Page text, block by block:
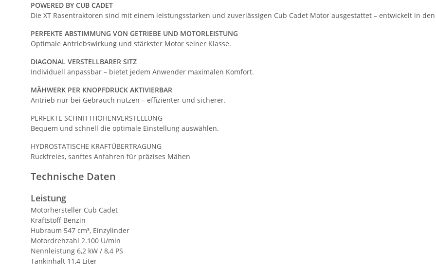
POWERED BY CUB CADET
Die XT Rasentraktoren sind mit einem leistungsstarken und zuverlässigen Cub Cadet Motor ausgestattet – entwickelt in den
PERFEKTE ABSTIMMUNG VON GETRIEBE UND MOTORLEISTUNG
Optimale Antriebswirkung und stärkster Motor seiner Klasse.
DIAGONAL VERSTELLBARER SITZ
Individuell anpassbar – bietet jedem Anwender maximalen Komfort.
MÄHWERK PER KNOPFDRUCK AKTIVIERBAR
Antrieb nur bei Gebrauch nutzen – effizienter und sicherer.
PERFEKTE SCHNITTHÖHENVERSTELLUNG
Bequem und schnell die optimale Einstellung auswählen.
HYDROSTATISCHE KRAFTÜBERTRAGUNG
Ruckfreies, sanftes Anfahren für präzises Mähen
Technische Daten
Leistung
Motorhersteller Cub Cadet
Kraftstoff Benzin
Hubraum 547 cm³, Einzylinder
Motordrehzahl 2.100 U/min
Nennleistung 6,2 kW / 8,4 PS
Tankinhalt 11,4 Liter